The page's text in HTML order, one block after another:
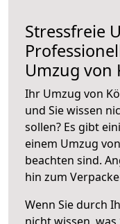
Stressfreie
Umzug von
Ihr Umzug von
und Sie wissen
sollen? Es gibt
einem Umzug
beachten sind.
hin zum
Wenn Sie durch